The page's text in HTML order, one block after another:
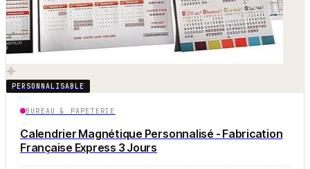
PERSONNALISABLE
BUREAU & PAPETERIE
Calendrier Magnétique Personnalisé - Fabrication
Française Express 3 Jours